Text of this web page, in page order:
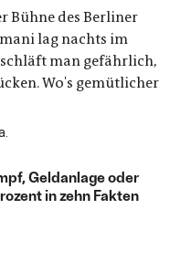
Bühne des Berliner
lag nachts im
man gefährlich,
Wo's gemütlicher
Geldanlage oder
in zehn Fakten